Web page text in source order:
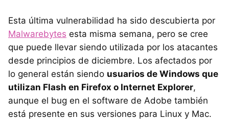
Esta última vulnerabilidad ha sido descubierta por
Malwarebytes esta misma semana, pero se cree
que puede llevar siendo utilizada por los atacantes
desde principios de diciembre. Los afectados por
lo general están siendo usuarios de Windows que
utilizan Flash en Firefox o Internet Explorer,
aunque el bug en el software de Adobe también
está presente en sus versiones para Linux y Mac.